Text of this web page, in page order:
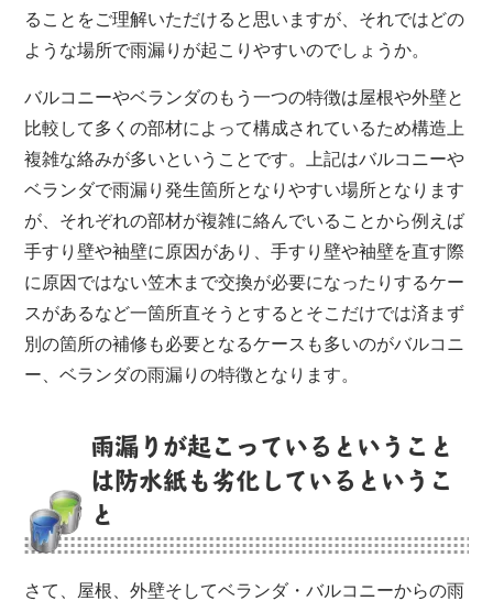
ることをご理解いただけると思いますが、それではどの
ような場所で雨漏りが起こりやすいのでしょうか。
バルコニーやベランダのもう一つの特徴は屋根や外壁と
比較して多くの部材によって構成されているため構造上
複雑な絡みが多いということです。上記はバルコニーや
ベランダで雨漏り発生箇所となりやすい場所となります
が、それぞれの部材が複雑に絡んでいることから例えば
手すり壁や袖壁に原因があり、手すり壁や袖壁を直す際
に原因ではない笠木まで交換が必要になったりするケー
スがあるなど一箇所直そうとするとそこだけでは済まず
別の箇所の補修も必要となるケースも多いのがバルコニ
ー、ベランダの雨漏りの特徴となります。
雨漏りが起こっているということ
は防水紙も劣化しているというこ
と
さて、屋根、外壁そしてベランダ・バルコニーからの雨